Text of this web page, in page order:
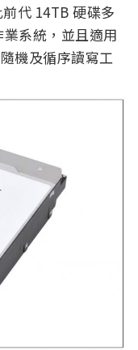
代 14TB 硬碟多
系統，並且適用
機及循序讀寫工